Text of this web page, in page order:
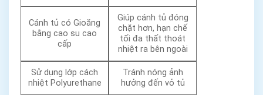
Cánh tủ có Gioăng
bằng cao su cao
cấp
Giúp cánh tủ đóng
chặt hơn, hạn chế
tối đa thất thoát
nhiệt ra bên ngoài
Sử dụng lớp cách
nhiệt Polyurethane
Tránh nóng ảnh
hưởng đến vỏ tủ